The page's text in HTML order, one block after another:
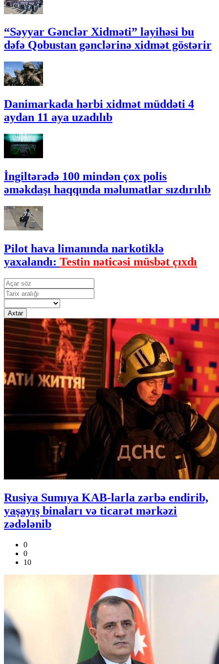
“Səyyar Gənclər Xidməti” layihəsi bu
dəfə Qobustan gənclərinə xidmət göstərir
Danimarkada hərbi xidmət müddəti 4
aydan 11 aya uzadılıb
İngiltərədə 100 mindən çox polis
əməkdaşı haqqında məlumatlar sızdırılıb
Pilot hava limanında narkotiklə
yaxalandı: Testin nəticəsi müsbət çıxdı
Axtar
Rusiya Sumıya KAB-larla zərbə endirib,
yaşayış binaları və ticarət mərkəzi
zədələnib
0
0
10